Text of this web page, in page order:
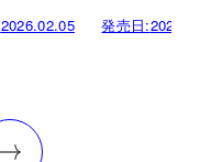
2026.02.05 発売日: